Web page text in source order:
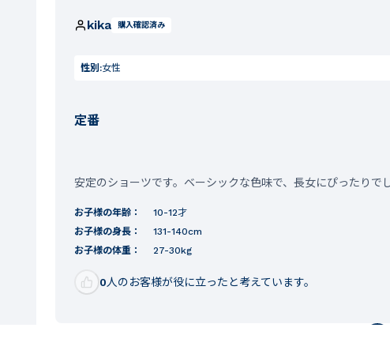
kika 購入確認済み
性別:女性
定番
安定のショーツです。ベーシックな色味で、長女にぴったりで
お子様の年齢：
10-12才
お子様の身長：
131-140cm
お子様の体重：
27-30kg
0人のお客様が役に立ったと考えています。